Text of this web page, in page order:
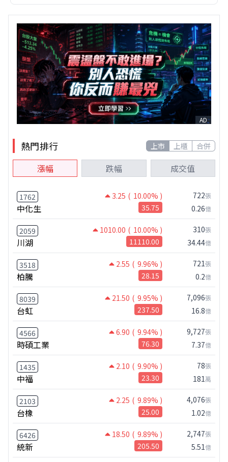
AD
熱門排行 上市 上櫃 合併
漲幅 跌幅 成交值
1762 3.25 ( 10.00% )
中化生 35.75
722張
0.26億
2059 1010.00 ( 10.00% )
川湖 11110.00
310張
34.44億
3518 2.55 ( 9.96% )
柏騰 28.15
721張
0.2億
8039 21.50 ( 9.95% )
台虹 237.50
7,096張
16.8億
4566 6.90 ( 9.94% )
時碩工業 76.30
9,727張
7.37億
1435 2.10 ( 9.90% )
中福 23.30
78張
181萬
2103 2.25 ( 9.89% )
台橡 25.00
4,076張
1.02億
6426 18.50 ( 9.89% )
統新 205.50
2,747張
5.51億